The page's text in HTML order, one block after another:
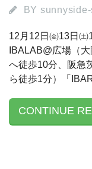
BY
12月12日㈮13日
IBALAB@広場（
へ徒歩10分、阪急
ら徒歩1分）「
CONTINUE